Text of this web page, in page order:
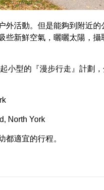
外活動。但是能夠到附近的
些新鮮空氣，曬曬太陽，
小型的『漫步行走』計劃
North York
都適宜的行程。